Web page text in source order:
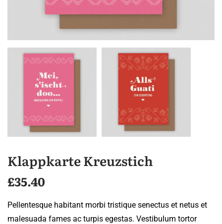
Klappkarte Kreuzstich
£35.40
Pellentesque habitant morbi tristique senectus et netus et
malesuada fames ac turpis egestas. Vestibulum tortor